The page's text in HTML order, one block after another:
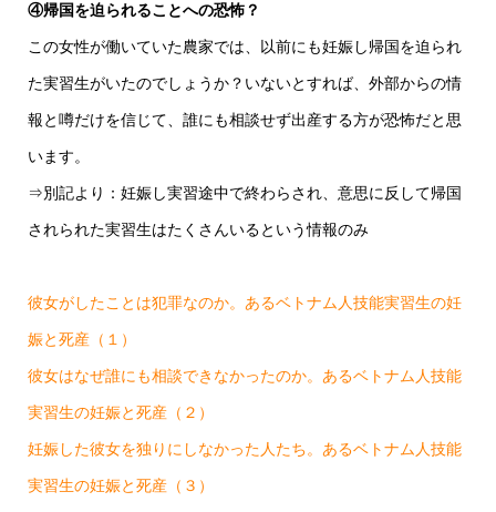
④帰国を迫られることへの恐怖？
この女性が働いていた農家では、以前にも妊娠し帰国を迫られ
た実習生がいたのでしょうか？いないとすれば、外部からの情
報と噂だけを信じて、誰にも相談せず出産する方が恐怖だと思
います。
⇒別記より：妊娠し実習途中で終わらされ、意思に反して帰国
されられた実習生はたくさんいるという情報のみ
彼女がしたことは犯罪なのか。あるベトナム人技能実習生の妊
娠と死産（１）
彼女はなぜ誰にも相談できなかったのか。あるベトナム人技能
実習生の妊娠と死産（２）
妊娠した彼女を独りにしなかった人たち。あるベトナム人技能
実習生の妊娠と死産（３）